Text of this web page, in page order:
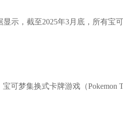
示，截至2025年3月底，所有宝
集换式卡牌游戏（Pokemon